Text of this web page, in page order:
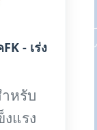
- เร่ง
หรับ
แรง